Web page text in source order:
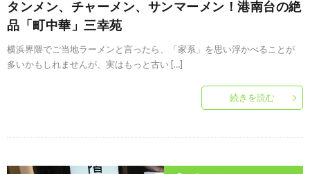
タンメン、チャーメン、サンマーメン！港南台の絶
品「町中華」三幸苑
横浜界隈でご当地ラーメンと言ったら、「家系」を思い浮かべることが
多いかもしれませんが、実はもっと古い […]
続きを読む